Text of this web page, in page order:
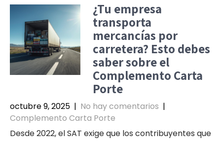
¿Tu empresa
transporta
mercancías por
carretera? Esto debes
saber sobre el
Complemento Carta
Porte
octubre 9, 2025 | No hay comentarios |
Complemento Carta Porte
Desde 2022, el SAT exige que los contribuyentes que